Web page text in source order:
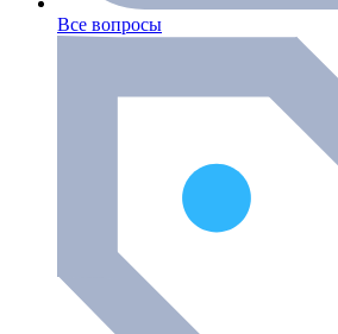
Все вопросы